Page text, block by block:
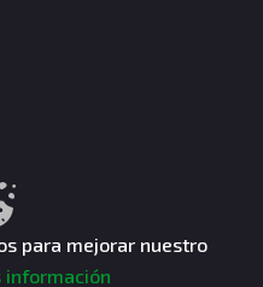
derechos reservados.
para mejorar nuestro
información